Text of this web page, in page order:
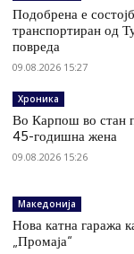
Подобрена е
транспортиран од
повреда
09.08.2026 15:27
Хроника
Во Карпош во стан
45-годишна жена
09.08.2026 15:26
Македонија
Нова катна гаража
„Промаја“